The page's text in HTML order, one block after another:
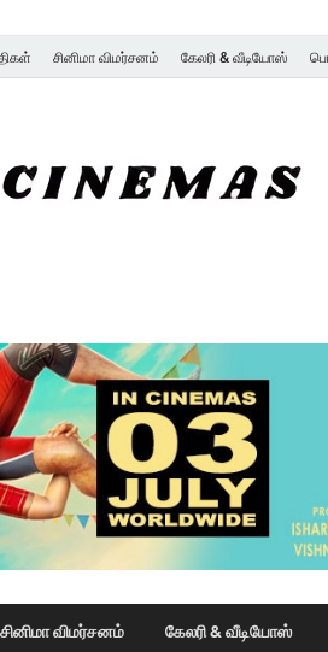
சினிமா விமர்சனம் கேலரி & வீடியோஸ்
சினிமா விமர்சனம் கேலரி & வீடியோஸ்